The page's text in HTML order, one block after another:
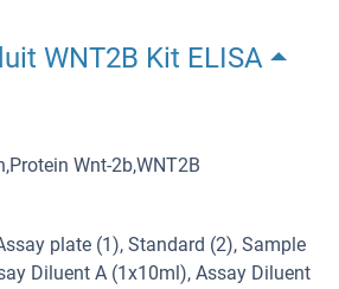
WNT2B Kit ELISA
Wnt-2b,WNT2B
plate (1), Standard (2), Sample
Diluent A (1x10ml), Assay Diluent